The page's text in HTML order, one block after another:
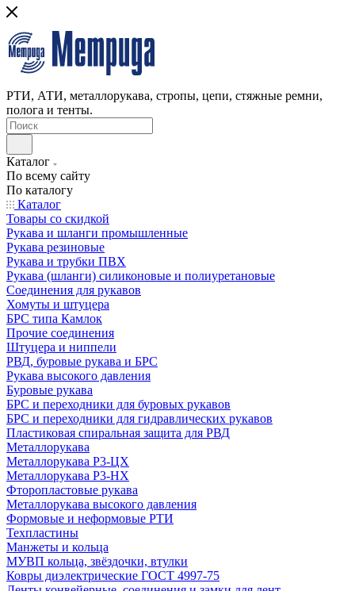
РТИ, АТИ, металлорукава, стропы, цепи, стяжные ремни,
полога и тенты.
Каталог
По всему сайту
По каталогу
Каталог
Товары со скидкой
Рукава и шланги промышленные
Рукава резиновые
Рукава и трубки ПВХ
Рукава (шланги) силиконовые и полиуретановые
Соединения для рукавов
Хомуты и штуцера
БРС типа Камлок
Прочие соединения
Штуцера и ниппели
РВД, буровые рукава и БРС
Рукава высокого давления
Буровые рукава
БРС и переходники для буровых рукавов
БРС и переходники для гидравлических рукавов
Пластиковая спиральная защита для РВД
Металлорукава
Металлорукава Р3-ЦХ
Металлорукава Р3-НХ
Фторопластовые рукава
Металлорукава высокого давления
Формовые и неформовые РТИ
Техпластины
Манжеты и кольца
МУВП кольца, звёздочки, втулки
Ковры диэлектрические ГОСТ 4997-75